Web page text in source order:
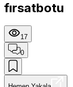
fırsatbotu
17
0